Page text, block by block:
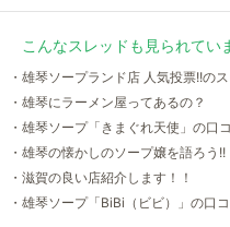
こんなスレッドも見られてい
・雄琴ソープランド店 人気投票!!の
・雄琴にラーメン屋ってあるの？
・雄琴ソープ「きまぐれ天使」の口
・雄琴の懐かしのソープ嬢を語ろう!!
・滋賀の良い店紹介します！！
・雄琴ソープ「BiBi（ビビ）」の口